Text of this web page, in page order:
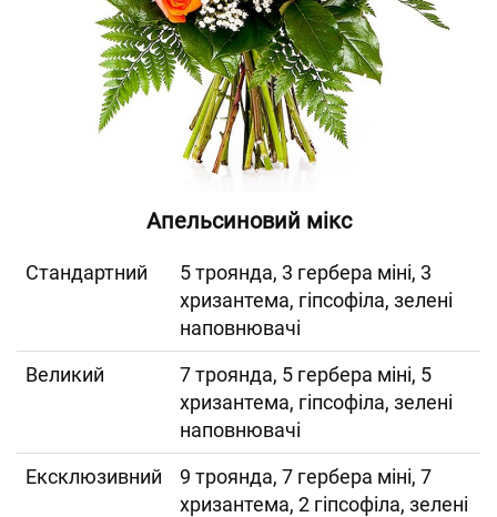
Апельсиновий мікс
Cтандартний
5 троянда, 3 гербера міні, 3
хризантема, гіпсофіла, зелені
наповнювачі
Великий
7 троянда, 5 гербера міні, 5
хризантема, гіпсофіла, зелені
наповнювачі
Ексклюзивний
9 троянда, 7 гербера міні, 7
хризантема, 2 гіпсофіла, зелені